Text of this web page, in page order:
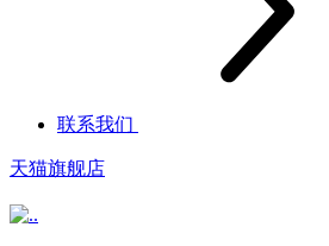
联系我们
天猫旗舰店